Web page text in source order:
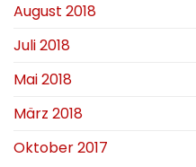
August 2018
Juli 2018
Mai 2018
März 2018
Oktober 2017